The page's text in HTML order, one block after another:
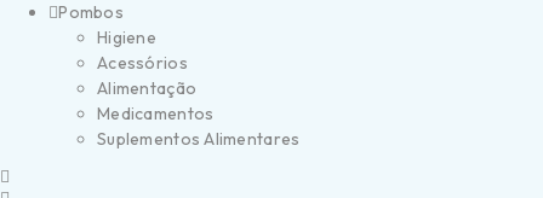
Pombos
Higiene
Acessórios
Alimentação
Medicamentos
Suplementos Alimentares